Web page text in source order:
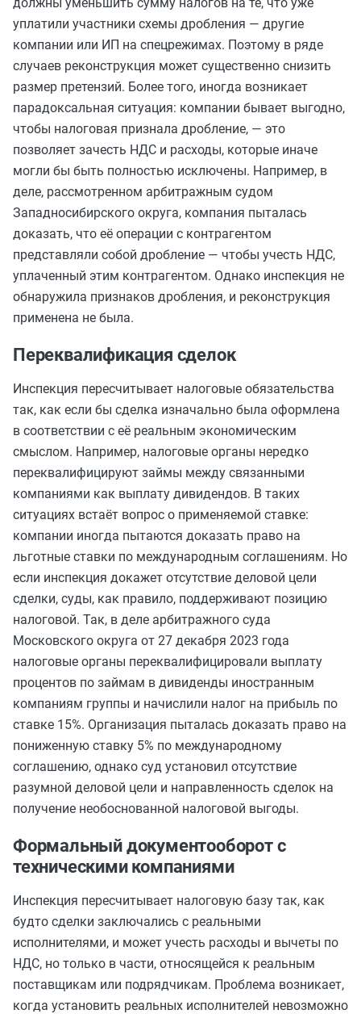
уплатили участники схемы дробления — другие
компании или ИП на спецрежимах. Поэтому в ряде
случаев реконструкция может существенно снизить
размер претензий. Более того, иногда возникает
парадоксальная ситуация: компании бывает выгодно,
чтобы налоговая признала дробление, — это
позволяет зачесть НДС и расходы, которые иначе
могли бы быть полностью исключены. Например, в
деле, рассмотренном арбитражным судом
Западносибирского округа, компания пыталась
доказать, что её операции с контрагентом
представляли собой дробление — чтобы учесть НДС,
уплаченный этим контрагентом. Однако инспекция не
обнаружила признаков дробления, и реконструкция
применена не была.
Переквалификация сделок
Инспекция пересчитывает налоговые обязательства
так, как если бы сделка изначально была оформлена
в соответствии с её реальным экономическим
смыслом. Например, налоговые органы нередко
переквалифицируют займы между связанными
компаниями как выплату дивидендов. В таких
ситуациях встаёт вопрос о применяемой ставке:
компании иногда пытаются доказать право на
льготные ставки по международным соглашениям. Но
если инспекция докажет отсутствие деловой цели
сделки, суды, как правило, поддерживают позицию
налоговой. Так, в деле арбитражного суда
Московского округа от 27 декабря 2023 года
налоговые органы переквалифицировали выплату
процентов по займам в дивиденды иностранным
компаниям группы и начислили налог на прибыль по
ставке 15%. Организация пыталась доказать право на
пониженную ставку 5% по международному
соглашению, однако суд установил отсутствие
разумной деловой цели и направленность сделок на
получение необоснованной налоговой выгоды.
Формальный документооборот с
техническими компаниями
Инспекция пересчитывает налоговую базу так, как
будто сделки заключались с реальными
исполнителями, и может учесть расходы и вычеты по
НДС, но только в части, относящейся к реальным
поставщикам или подрядчикам. Проблема возникает,
когда установить реальных исполнителей невозможно